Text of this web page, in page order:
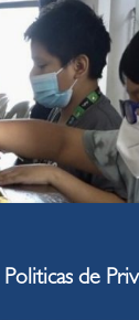
Politicas de